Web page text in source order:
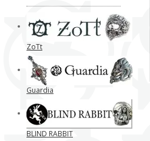
ZoTt
Guardia
BLIND RABBIT